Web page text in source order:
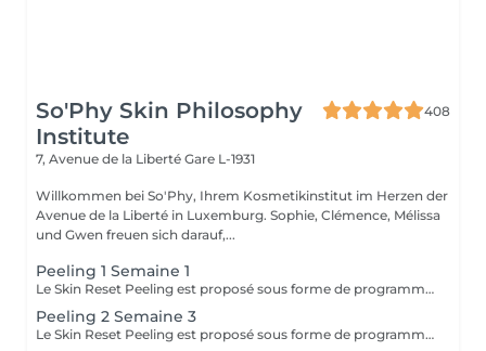
So'Phy Skin Philosophy
Institute
408
7, Avenue de la Liberté Gare L-1931
Willkommen bei So'Phy, Ihrem Kosmetikinstitut im Herzen der
Avenue de la Liberté in Luxemburg. Sophie, Clémence, Mélissa
und Gwen freuen sich darauf,...
Peeling 1 Semaine 1
Le Skin Reset Peeling est proposé sous forme de programme de 4 soins, réalisés toutes les 2 semaines, afin de relancer progressivement le renouvellement de la peau et d'améliorer sa qualité en profondeur. Chaque séance est adaptée aux besoins de votre peau et permet d'agir de manière ciblée sur l'éclat, la texture, les imperfections ou les irrégularités du teint. Au fil des séances, la peau devient plus lisse, plus lumineuse et visiblement plus uniforme. Ce programme permet d'obtenir des résultats progressifs et durables, tout en respectant l'équilibre et la sensibilité de votre peau. Afin d'optimiser les résultats, une routine de soins adaptée à domicile vous sera recommandée et devra être suivie avant, pendant et après le programme. Idéal en changement de saison ou en cas de déséquilibres cutanés.
Peeling 2 Semaine 3
Le Skin Reset Peeling est proposé sous forme de programme de 4 soins, réalisés toutes les 2 semaines, afin de relancer progressivement le renouvellement de la peau et d'améliorer sa qualité en profondeur. Chaque séance est adaptée aux besoins de votre peau et permet d'agir de manière ciblée sur l'éclat, la texture, les imperfections ou les irrégularités du teint. Au fil des séances, la peau devient plus lisse, plus lumineuse et visiblement plus uniforme. Ce programme permet d'obtenir des résultats progressifs et durables, tout en respectant l'équilibre et la sensibilité de votre peau. Afin d'optimiser les résultats, une routine de soins adaptée à domicile vous sera recommandée et devra être suivie avant, pendant et après le programme. Idéal en changement de saison ou en cas de déséquilibres cutanés.